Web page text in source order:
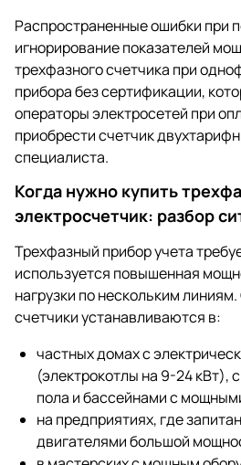
Распространенные ошибки при
игнорирование показателей
трехфазного счетчика при
прибора без сертификации,
операторы электросетей при
приобрести счетчик
специалиста.
Когда нужно купить
электросчетчик: разбор
Трехфазный прибор учета
используется повышенная
нагрузки по нескольким
счетчики устанавливаются в:
частных домах с
(электрокотлы на 9-24 кВт),
пола и бассейнами с
на предприятиях, где
двигателями большой